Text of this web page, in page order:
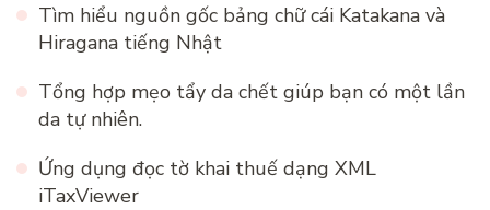
Tìm hiểu nguồn gốc bảng chữ cái Katakana và
Hiragana tiếng Nhật
Tổng hợp mẹo tẩy da chết giúp bạn có một lần
da tự nhiên.
Ứng dụng đọc tờ khai thuế dạng XML
iTaxViewer